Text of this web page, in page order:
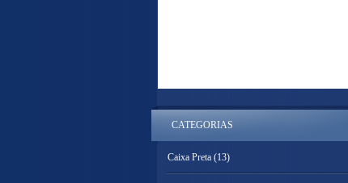
CATEGORIAS
Caixa Preta (13)